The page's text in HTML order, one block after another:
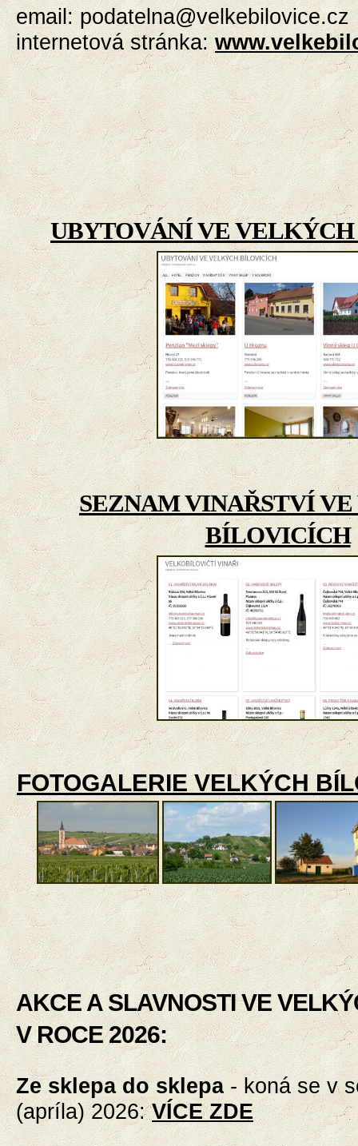
email:podatelna@velkebilovice.cz
internetová stránka:
UBYTOVÁNÍ VE
SEZNAM VINAŘSTVÍ
BÍLOVICÍCH
FOTOGALERIE VELKÝCH
AKCE A SLAVNOSTI VE
V ROCE 2026:
Ze sklepa do sklepa - koná se v
(apríla) 2026:VÍCE ZDE